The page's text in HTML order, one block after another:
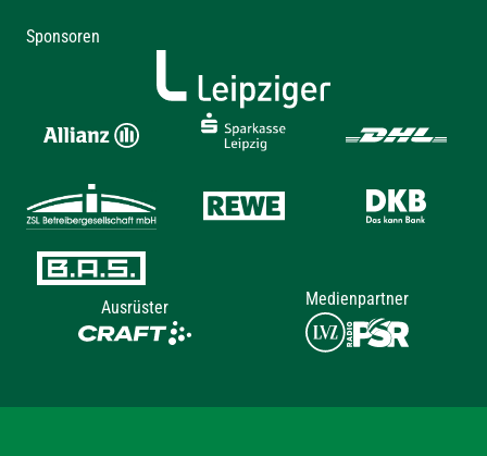
Sponsoren
Ausrüster Medienpartner